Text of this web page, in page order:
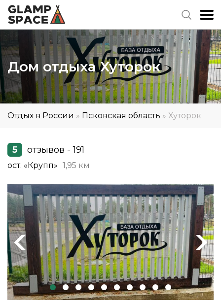
Дом отдыха Хуторок
Отдых в России » Псковская область » Хуторок
5 отзывов - 191
ост. «Крупп» 1,95 км
Previous Next